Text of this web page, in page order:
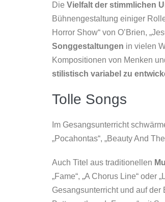
Die Vielfalt der stimmlichen
Bühnengestaltung einiger
Horror Show“ von O’Brien,
Songgestaltungen in vielen
Kompositionen von Menken
stilistisch variabel zu
Tolle Songs
Im Gesangsunterricht
„Pocahontas“, „Beauty And
Auch Titel aus traditionellen
„Fame“, „A Chorus Line“
Gesangsunterricht und auf der